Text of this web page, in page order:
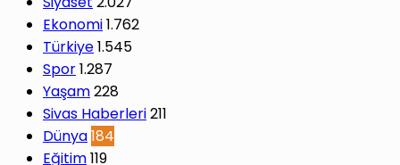
Ekonomi1.762
Türkiye1.545
Spor1.287
Yaşam228
Sivas Haberleri211
Dünya184
Eğitim119